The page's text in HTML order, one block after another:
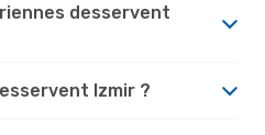
desservent
Izmir ?